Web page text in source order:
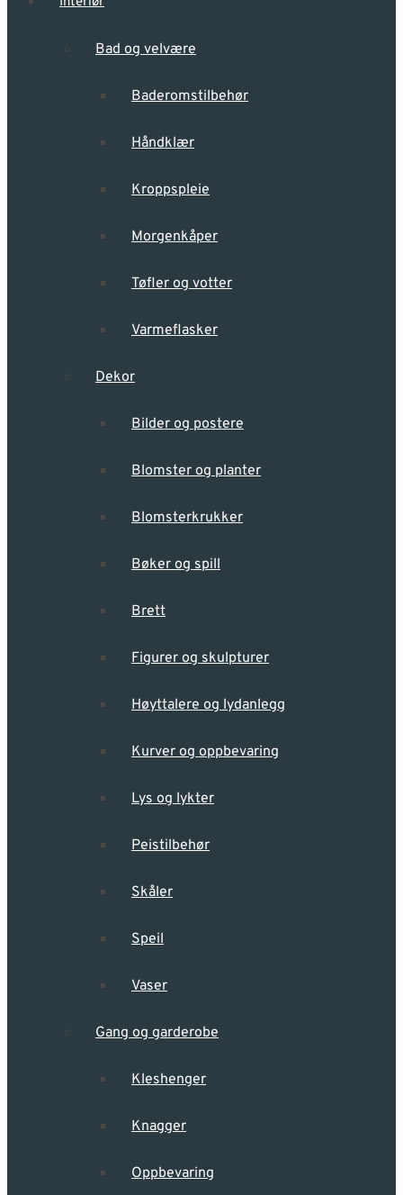
Bad og velvære
Baderomstilbehør
Håndklær
Kroppspleie
Morgenkåper
Tøfler og votter
Varmeflasker
Dekor
Bilder og postere
Blomster og planter
Blomsterkrukker
Bøker og spill
Brett
Figurer og skulpturer
Høyttalere og lydanlegg
Kurver og oppbevaring
Lys og lykter
Peistilbehør
Skåler
Speil
Vaser
Gang og garderobe
Kleshenger
Knagger
Oppbevaring